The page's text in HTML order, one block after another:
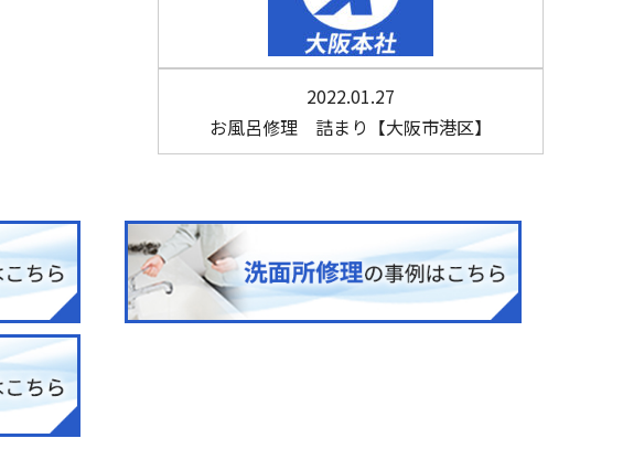
2022.01.27
お風呂修理 詰まり【大阪市港区】